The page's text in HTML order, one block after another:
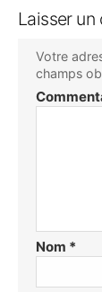
Laisser
Votre
champs
Nom *